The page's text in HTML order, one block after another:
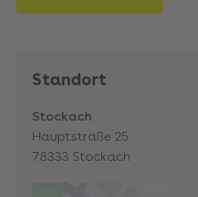
Standort
Stockach
Hauptstraße 25
78333 Stockach